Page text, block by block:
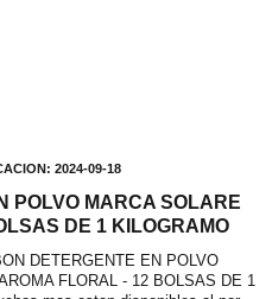
2024-09-18
POLVO MARCA SOLARE
DE 1 KILOGRAMO
DETERGENTE EN POLVO
FLORAL - 12 BOLSAS DE 1